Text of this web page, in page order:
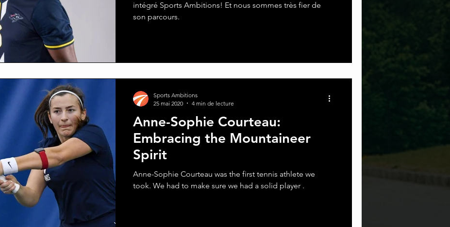
intégré Sports Ambitions! Et nous sommes très fier de
son parcours.
Anne-Sophie Courteau:
Embracing the Mountaineer
Spirit
Anne-Sophie Courteau was the first tennis athlete we
took. We had to make sure we had a solid player .
Sports Ambitions
25 mai 2020
4 min de lecture